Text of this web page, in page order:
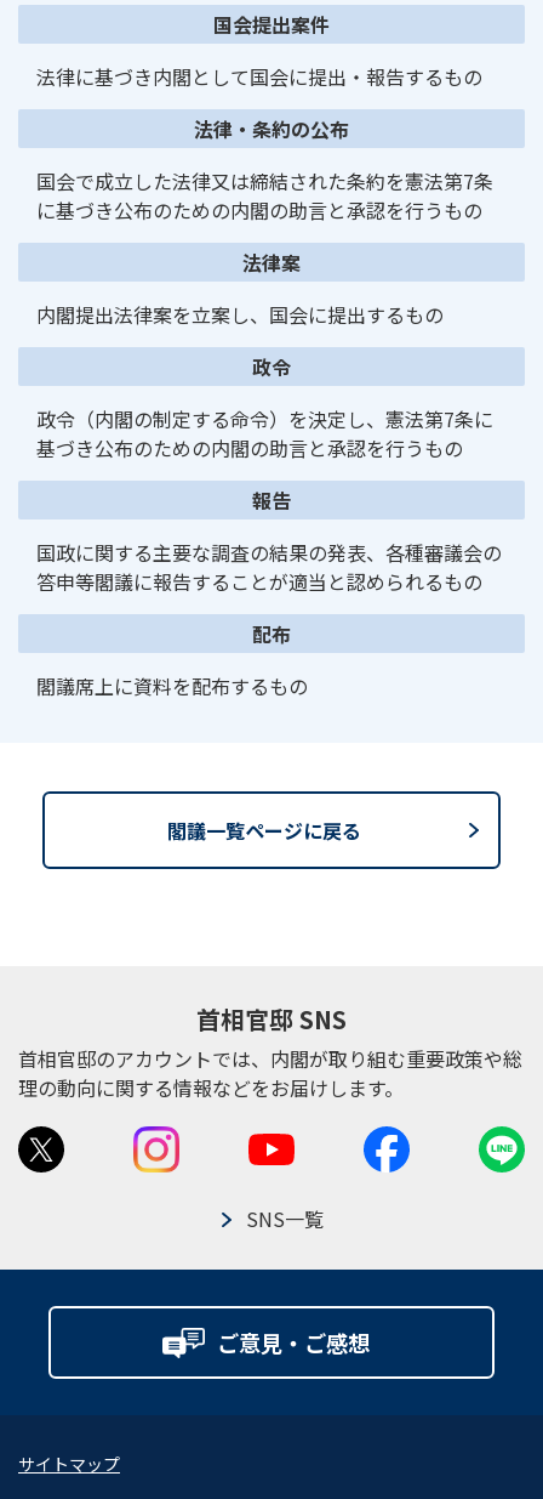
国会提出案件
法律に基づき内閣として国会に提出・報告するもの
法律・条約の公布
国会で成立した法律又は締結された条約を憲法第7条
に基づき公布のための内閣の助言と承認を行うもの
法律案
内閣提出法律案を立案し、国会に提出するもの
政令
政令（内閣の制定する命令）を決定し、憲法第7条に
基づき公布のための内閣の助言と承認を行うもの
報告
国政に関する主要な調査の結果の発表、各種審議会の
答申等閣議に報告することが適当と認められるもの
配布
閣議席上に資料を配布するもの
閣議一覧ページに戻る
首相官邸 SNS
首相官邸のアカウントでは、内閣が取り組む重要政策や総
理の動向に関する情報などをお届けします。
SNS一覧
ご意見・ご感想
サイトマップ